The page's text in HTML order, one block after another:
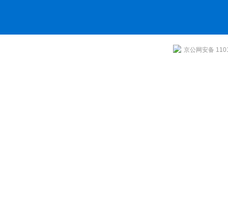
京公网安备